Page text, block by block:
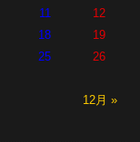
12月 »
11
12
18
19
25
26